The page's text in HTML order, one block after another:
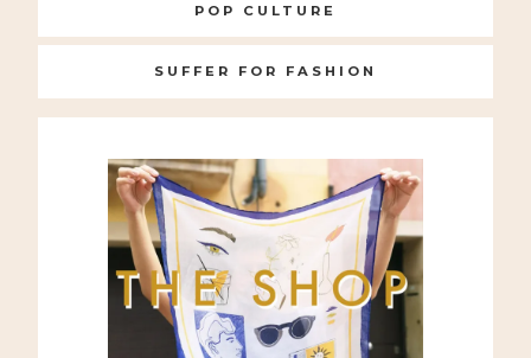
POP CULTURE
SUFFER FOR FASHION